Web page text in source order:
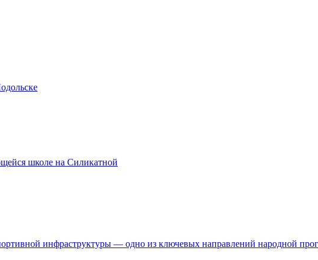
школе на Силикатной
инфраструктуры — одно из ключевых направлений народной